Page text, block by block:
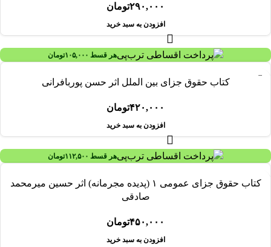
۲۹۰,۰۰۰تومان
افزودن به سبد خرید
هر قسط ۱۰۵,۰۰۰تومان
کتاب حقوق جزای بین الملل اثر حسن پوربافرانی
۴۲۰,۰۰۰تومان
افزودن به سبد خرید
هر قسط ۱۱۲,۵۰۰تومان
کتاب حقوق جزای عمومی ۱ (پدیده مجرمانه) اثر حسین میرمحمد
صادقی
۴۵۰,۰۰۰تومان
افزودن به سبد خرید